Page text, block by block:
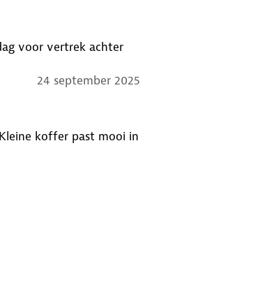
voor vertrek achter
24 september 2025
koffer past mooi in